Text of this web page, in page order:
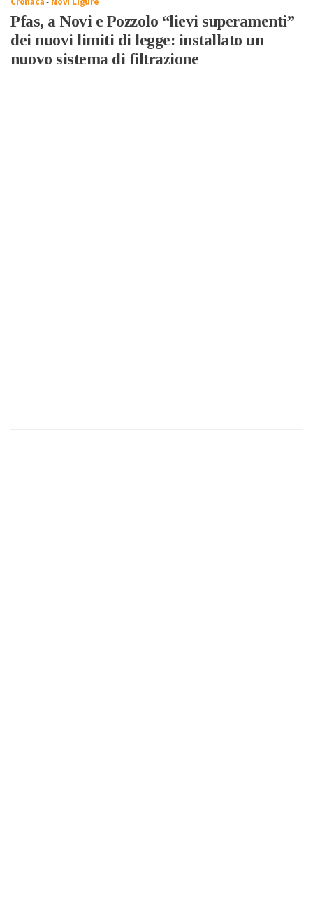
Pfas, a Novi e Pozzolo “lievi superamenti”
dei nuovi limiti di legge: installato un
nuovo sistema di filtrazione